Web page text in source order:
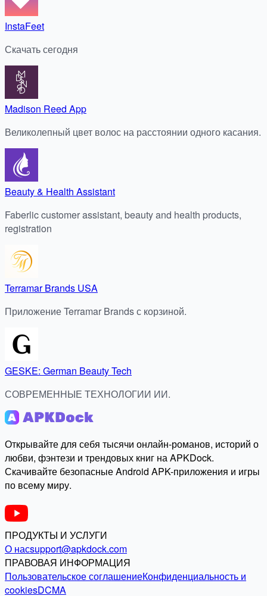
InstaFeet
Скачать сегодня
Madison Reed App
Великолепный цвет волос на расстоянии одного касания.
Beauty & Health Assistant
Faberlic customer assistant, beauty and health products,
registration
Terramar Brands USA
Приложение Terramar Brands с корзиной.
GESKE: German Beauty Tech
СОВРЕМЕННЫЕ ТЕХНОЛОГИИ ИИ.
Открывайте для себя тысячи онлайн-романов, историй о
любви, фэнтези и трендовых книг на APKDock.
Скачивайте безопасные Android APK-приложения и игры
по всему миру.
ПРОДУКТЫ И УСЛУГИ
О насsupport@apkdock.com
ПРАВОВАЯ ИНФОРМАЦИЯ
Пользовательское соглашениеКонфиденциальность и
cookiesDCMA